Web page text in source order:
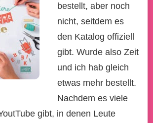
bestellt, aber noch
nicht, seitdem es
den Katalog offiziell
gibt. Wurde also Zeit
und ich hab gleich
etwas mehr bestellt.
Nachdem es viele
gibt, in denen Leute